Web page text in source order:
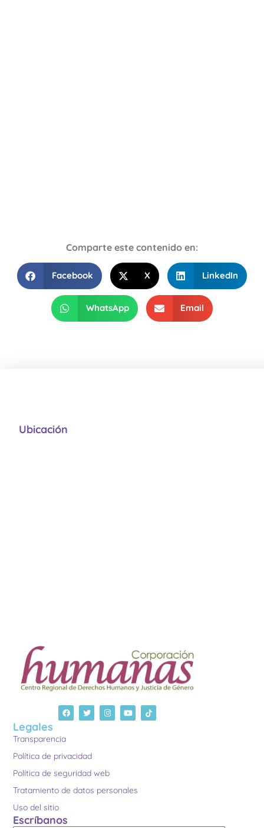
Comparte este contenido en:
Facebook X LinkedIn
WhatsApp Email
Legales
Transparencia
Política de privacidad
Política de seguridad web
Tratamiento de datos personales
Uso del sitio
Escríbanos
Ubicación